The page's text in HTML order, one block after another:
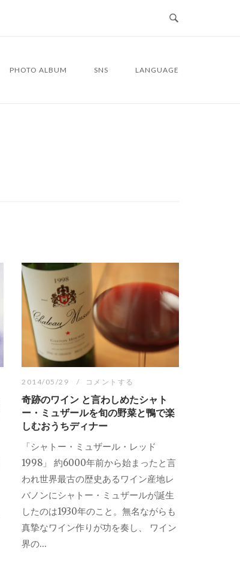
PHOTO ALBUM SNS LANGUAGE
2014/05/29 コメントする
奇跡のワイン と言わしめたシャト
ー・ミュザールを旬の野菜と鴨で楽
しむおうちディナー
「シャトー・ミュザール・レッド
1998」 約6000年前から始まったと言
われ世界最古の歴史あるワイン産地レ
バノンにシャトー・ミュザールが誕生
したのは1930年のこと。無名ながらも
真摯なワイン作りが功を奏し、 ワイン
界の...